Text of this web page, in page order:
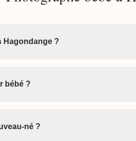
Hagondange ?
bébé ?
né ?